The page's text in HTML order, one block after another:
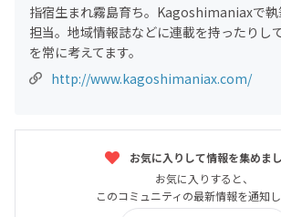
指宿生まれ霧島育ち。Kagoshimaniaxで執
担当。地域情報誌などに連載を持ったりし
を常に考えてます。
http://www.kagoshimaniax.com/
お気に入りして情報を集めま
お気に入りすると、
このコミュニティの最新情報を通知し